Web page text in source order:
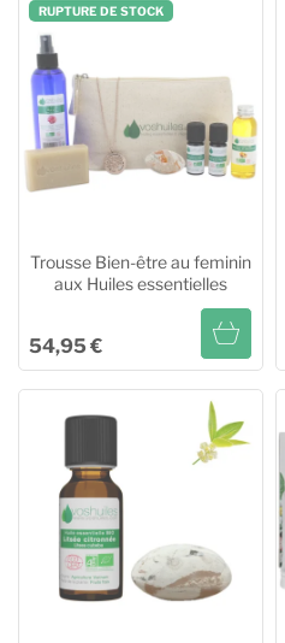
Trousse Bien-être au feminin
aux Huiles essentielles
54,95 €
RUPTURE DE STOCK
Trousse Bien-être au feminin
aux Huiles essentielles